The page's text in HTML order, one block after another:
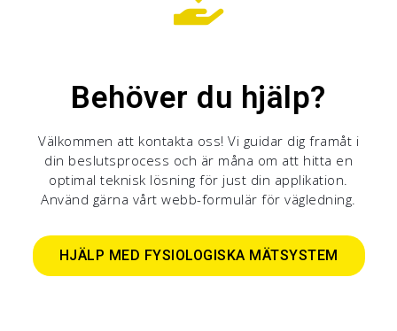
Behöver du hjälp?
Välkommen att kontakta oss! Vi guidar dig framåt i
din beslutsprocess och är måna om att hitta en
optimal teknisk lösning för just din applikation.
Använd gärna vårt webb-formulär för vägledning.
HJÄLP MED FYSIOLOGISKA MÄTSYSTEM